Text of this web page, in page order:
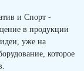
и Спорт -
в продукции
уже на
которое